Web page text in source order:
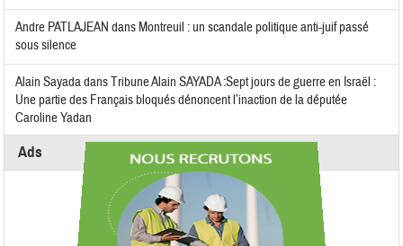
Andre PATLAJEAN dans Montreuil : un scandale politique anti-juif passé
sous silence
Alain SayadadansTribune Alain SAYADA :Sept jours de guerre en Israël :
Une partie des Français bloqués dénoncent l’inaction de la députée
Caroline Yadan
Ads